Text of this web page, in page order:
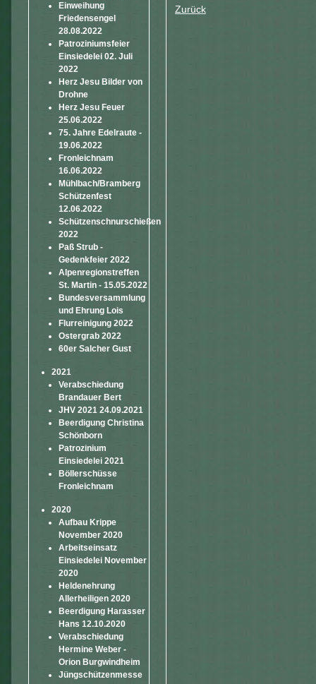
Einweihung
Friedensengel
28.08.2022
Patroziniumsfeier
Einsiedelei 02. Juli
2022
Herz Jesu Bilder von
Drohne
Herz Jesu Feuer
25.06.2022
75. Jahre Edelraute -
19.06.2022
Fronleichnam
16.06.2022
Mühlbach/Bramberg
Schützenfest
12.06.2022
Schützenschnurschießen
2022
Paß Strub -
Gedenkfeier 2022
Alpenregionstreffen
St. Martin - 15.05.2022
Bundesversammlung
und Ehrung Lois
Flurreinigung 2022
Ostergrab 2022
60er Salcher Gust
2021
Verabschiedung
Brandauer Bert
JHV 2021 24.09.2021
Beerdigung Christina
Schönborn
Patrozinium
Einsiedelei 2021
Böllerschüsse
Fronleichnam
2020
Aufbau Krippe
November 2020
Arbeitseinsatz
Einsiedelei November
2020
Heldenehrung
Allerheiligen 2020
Beerdigung Harasser
Hans 12.10.2020
Verabschiedung
Hermine Weber -
Orion Burgwindheim
Jüngschützenmesse
Zurück